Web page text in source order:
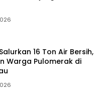
16 Ton Air Bersih,
Warga Pulomerak di